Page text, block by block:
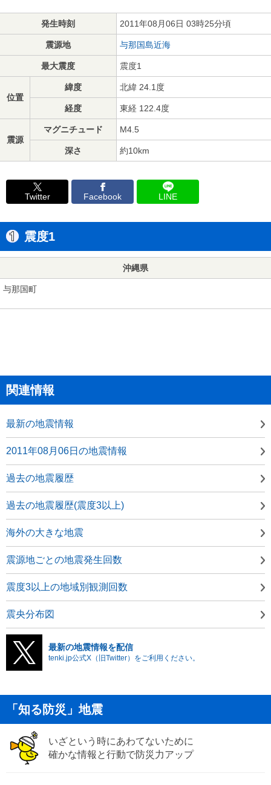
発生時刻 2011年08月06日 03時25分頃
震源地 与那国島近海
最大震度 震度1
位置
緯度 北緯 24.1度
経度 東経 122.4度
震源
マグニチュード M4.5
深さ 約10km
Twitter Facebook LINE
震度1
沖縄県
与那国町
関連情報
最新の地震情報
2011年08月06日の地震情報
過去の地震履歴
過去の地震履歴(震度3以上)
海外の大きな地震
震源地ごとの地震発生回数
震度3以上の地域別観測回数
震央分布図
最新の地震情報を配信
tenki.jp公式X（旧Twitter）をご利用ください。
「知る防災」地震
いざという時にあわてないために
確かな情報と行動で防災力アップ